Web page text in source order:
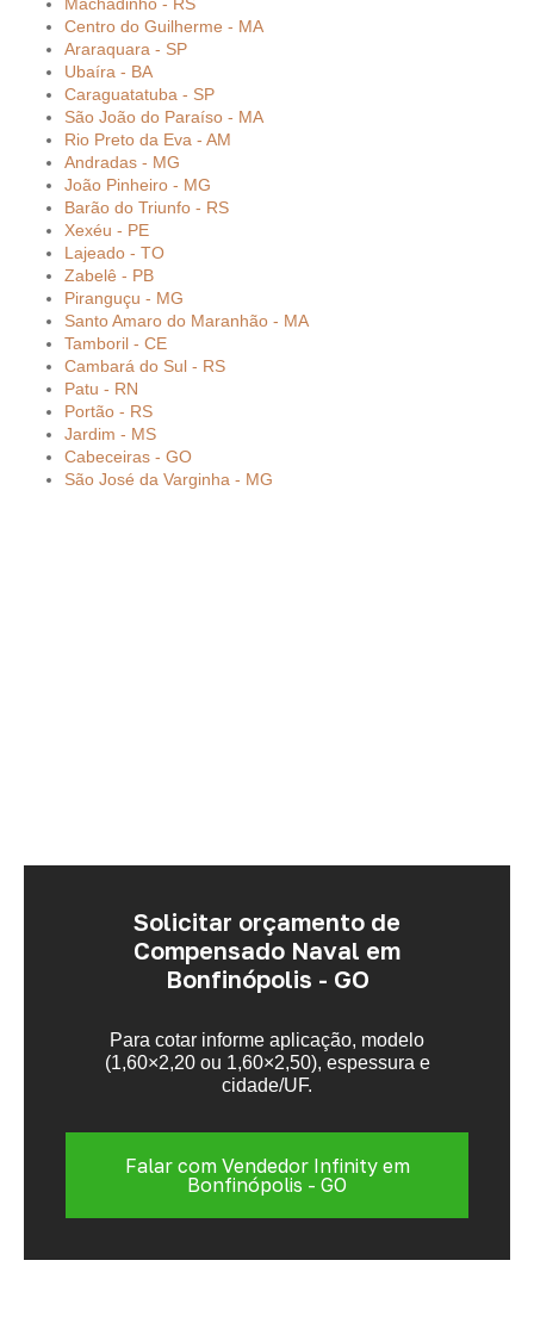
Machadinho - RS
Centro do Guilherme - MA
Araraquara - SP
Ubaíra - BA
Caraguatatuba - SP
São João do Paraíso - MA
Rio Preto da Eva - AM
Andradas - MG
João Pinheiro - MG
Barão do Triunfo - RS
Xexéu - PE
Lajeado - TO
Zabelê - PB
Piranguçu - MG
Santo Amaro do Maranhão - MA
Tamboril - CE
Cambará do Sul - RS
Patu - RN
Portão - RS
Jardim - MS
Cabeceiras - GO
São José da Varginha - MG
Solicitar orçamento de
Compensado Naval em
Bonfinópolis - GO
Para cotar informe aplicação, modelo
(1,60×2,20 ou 1,60×2,50), espessura e
cidade/UF.
Falar com Vendedor Infinity em
Bonfinópolis - GO